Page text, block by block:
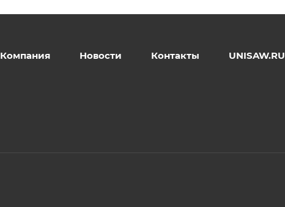
Компания Новости Контакты UNISAW.RU